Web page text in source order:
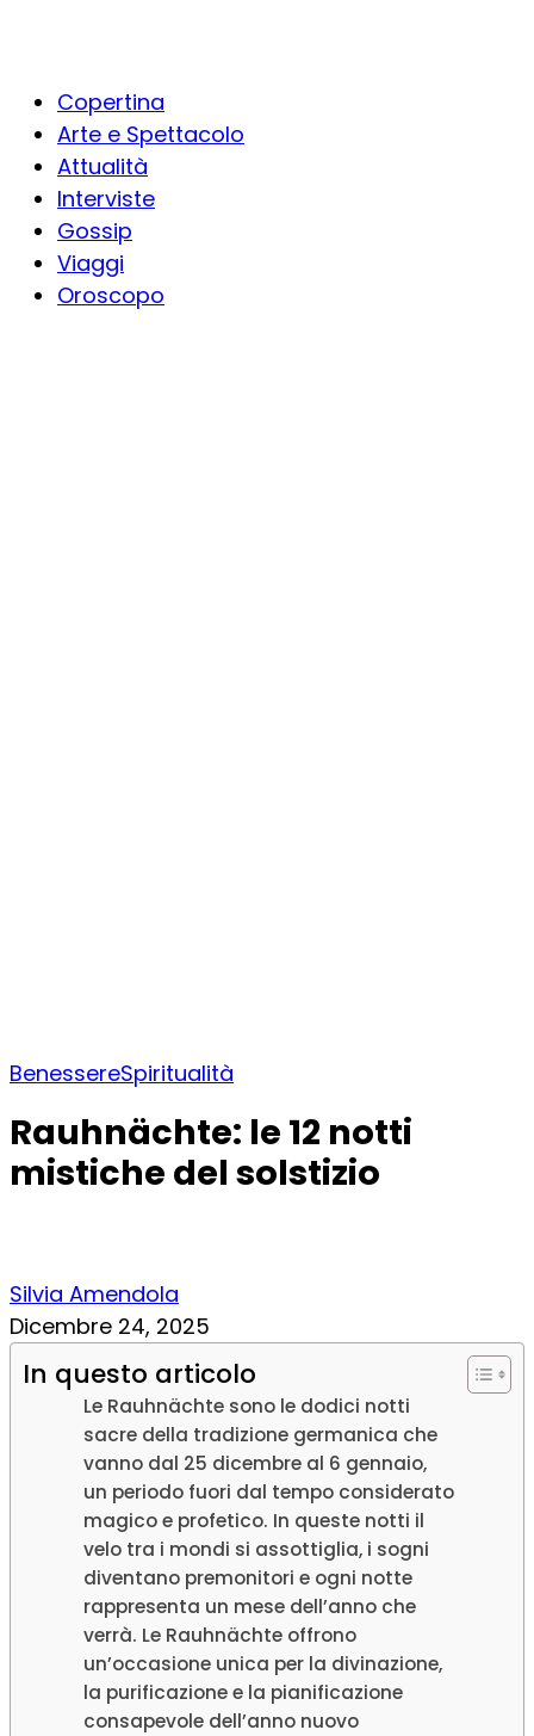
Copertina
Arte e Spettacolo
Attualità
Interviste
Gossip
Viaggi
Oroscopo
BenessereSpiritualità
Rauhnächte: le 12 notti
mistiche del solstizio
Silvia Amendola
Dicembre 24, 2025
In questo articolo
Le Rauhnächte sono le dodici notti
sacre della tradizione germanica che
vanno dal 25 dicembre al 6 gennaio,
un periodo fuori dal tempo considerato
magico e profetico. In queste notti il
velo tra i mondi si assottiglia, i sogni
diventano premonitori e ogni notte
rappresenta un mese dell’anno che
verrà. Le Rauhnächte offrono
un’occasione unica per la divinazione,
la purificazione e la pianificazione
consapevole dell’anno nuovo